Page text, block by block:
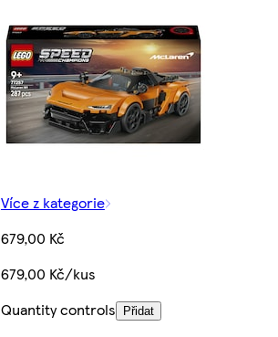
Více z kategorie
679,00 Kč
679,00 Kč/kus
Quantity controls
Přidat